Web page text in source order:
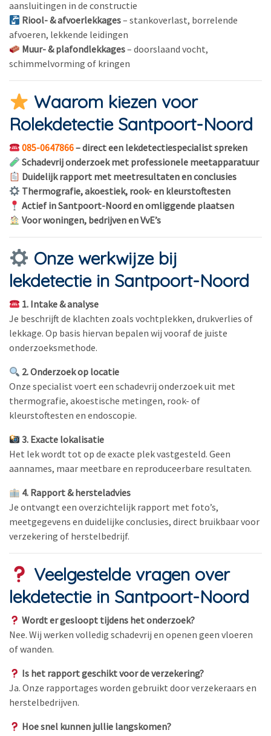
aansluitingen in de constructie
Riool- & afvoerlekkages– stankoverlast, borrelende
afvoeren, lekkende leidingen
Muur- & plafondlekkages– doorslaand vocht,
schimmelvorming of kringen
Waarom kiezen voor
Rolekdetectie Santpoort-Noord
085-0647866– direct een lekdetectiespecialist spreken
Schadevrij onderzoek met professionele meetapparatuur
Duidelijk rapport met meetresultaten en conclusies
Thermografie, akoestiek, rook- en kleurstoftesten
Actief in Santpoort-Noord en omliggende plaatsen
Voor woningen, bedrijven en VvE’s
Onze werkwijze bij
lekdetectie in Santpoort-Noord
1. Intake & analyse
Je beschrijft de klachten zoals vochtplekken, drukverlies of
lekkage. Op basis hiervan bepalen wij vooraf de juiste
onderzoeksmethode.
2. Onderzoek op locatie
Onze specialist voert een schadevrij onderzoek uit met
thermografie, akoestische metingen, rook- of
kleurstoftesten en endoscopie.
3. Exacte lokalisatie
Het lek wordt tot op de exacte plek vastgesteld. Geen
aannames, maar meetbare en reproduceerbare resultaten.
4. Rapport & hersteladvies
Je ontvangt een overzichtelijk rapport met foto’s,
meetgegevens en duidelijke conclusies, direct bruikbaar voor
verzekering of herstelbedrijf.
Veelgestelde vragen over
lekdetectie in Santpoort-Noord
Wordt er gesloopt tijdens het onderzoek?
Nee. Wij werken volledig schadevrij en openen geen vloeren
of wanden.
Is het rapport geschikt voor de verzekering?
Ja. Onze rapportages worden gebruikt door verzekeraars en
herstelbedrijven.
Hoe snel kunnen jullie langskomen?